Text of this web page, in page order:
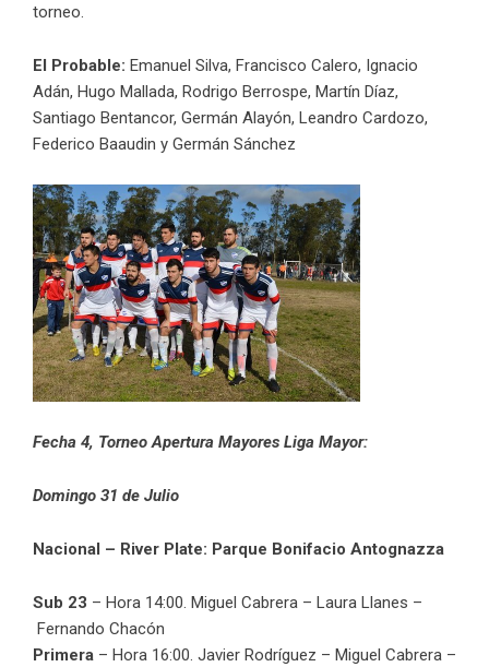
torneo.
El Probable: Emanuel Silva, Francisco Calero, Ignacio
Adán, Hugo Mallada, Rodrigo Berrospe, Martín Díaz,
Santiago Bentancor, Germán Alayón, Leandro Cardozo,
Federico Baaudin y Germán Sánchez
Fecha 4, Torneo Apertura Mayores Liga Mayor:
Domingo 31 de Julio
Nacional – River Plate: Parque Bonifacio Antognazza
Sub 23 – Hora 14:00. Miguel Cabrera – Laura Llanes –
Fernando Chacón
Primera – Hora 16:00. Javier Rodríguez – Miguel Cabrera –